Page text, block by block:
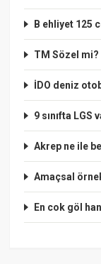
B ehliyet 125
TM Sözel mi?
İDO deniz
9 sınıfta LGS
Akrep ne ile
Amaçsal
En cok göl